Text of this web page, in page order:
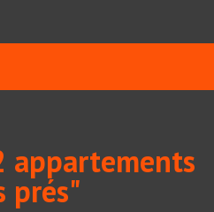
appartements
prés"